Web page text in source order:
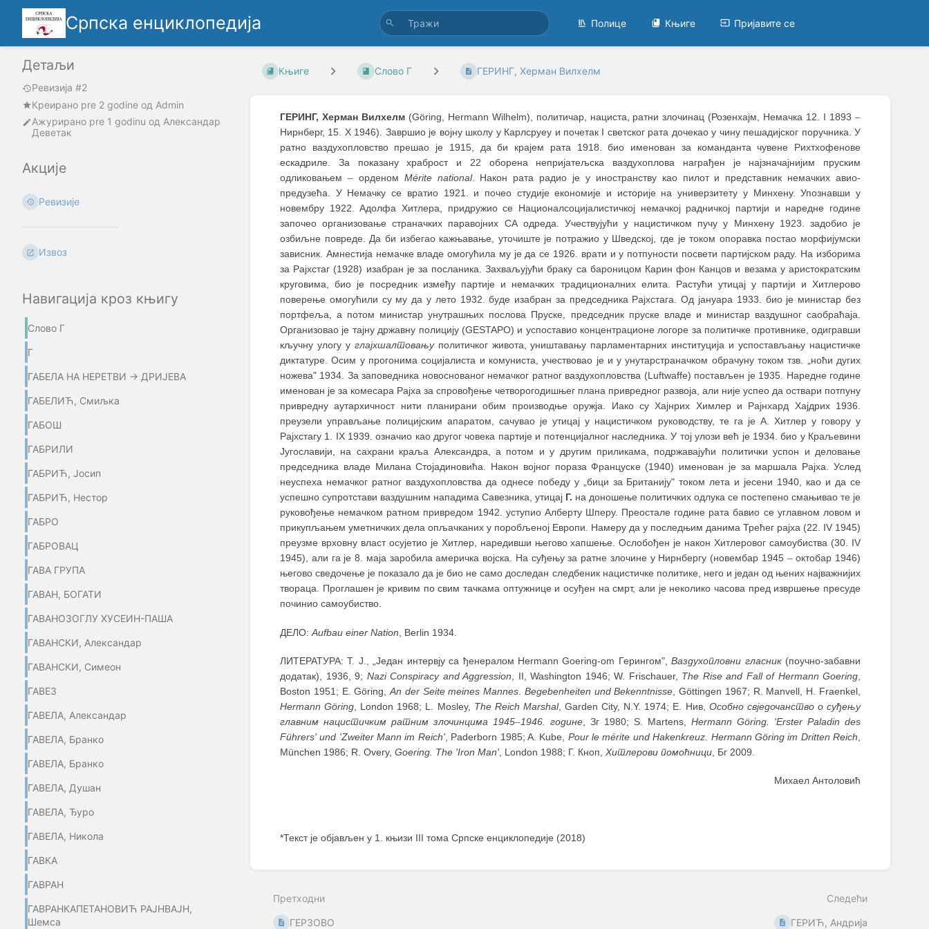
Српска енциклопедија Полице Књиге Пријавите се
Детаљи
Ревизија #2
Креирано pre 2 godine oд Admin
Ажурирано pre 1 godinu од Александар
Деветак
Акције
Ревизије
Извоз
Навигација кроз књигу
Слово Г
Г
ГАБЕЛА НА НЕРЕТВИ → ДРИЈЕВА
ГАБЕЛИЋ, Смиљка
ГАБОШ
ГАБРИЛИ
ГАБРИЋ, Јосип
ГАБРИЋ, Нестор
ГАБРО
ГАБРОВАЦ
ГАВА ГРУПА
ГАВАН, БОГАТИ
ГАВАНОЗОГЛУ ХУСЕИН-ПАША
ГАВАНСКИ, Александар
ГАВАНСКИ, Симеон
ГАВЕЗ
ГАВЕЛА, Александар
ГАВЕЛА, Бранко
ГАВЕЛА, Бранко
ГАВЕЛА, Душан
ГАВЕЛА, Ђуро
ГАВЕЛА, Никола
ГАВКА
ГАВРАН
ГАВРАНКАПЕТАНОВИЋ РАЈНВАЈН,
Шемса
Књиге Слово Г ГЕРИНГ, Херман Вилхелм
ГЕРИНГ, Херман Вилхелм(Göring, Hermann Wilhelm), политичар, нациста, ратни злочинац (Розенхајм, Немачка 12. I 1893–
Нирнберг, 15. X 1946). Завршио је војну школу у Карлсруеу и почетак I светског рата дочекао у чину пешадијског поручника. У
ратно ваздухопловство прешао је 1915, да би крајем рата 1918. био именован за команданта чувене Рихтхофенове
ескадриле. За показану храброст и 22 оборена непријатељска ваздухоплова награђен је најзначајнијим пруским
одликовањем –орденом Mérite national. Након рата радио је у иностранству као пилот и представник немачких авио-
предузећа. У Немачку се вратио 1921. и почео студије економије и историје на универзитету у Минхену. Упознавши у
новембру 1922. Адолфа Хитлера, придружио се Националсоцијалистичкој немачкој радничкој партији и наредне године
започео организовање страначких паравојних СА одреда. Учествујући у нацистичком пучу у Минхену 1923. задобио је
озбиљне повреде. Да би избегао кажњавање, уточиште је потражио у Шведској, где је током опоравка постао морфијумски
зависник. Амнестија немачке владе омогућила му је да се 1926. врати и у потпуности посвети партијском раду. На изборима
за Рајхстаг (1928) изабран је за посланика. Захваљујући браку са бароницом Карин фон Канцов и везама у аристократским
круговима, био је посредник између партије и немачких традиционалних елита. Растући утицај у партији и Хитлерово
поверење омогућили су му да у лето 1932. буде изабран за председника Рајхстага. Од јануара 1933. био је министар без
портфеља, а потом министар унутрашњих послова Пруске, председник пруске владе и министар ваздушног саобраћаја.
Организовао је тајну државну полицију (GESTAPO) и успоставио концентрационе логоре за политичке противнике, одигравши
кључну улогу у глајхшалтовањуполитичког живота, уништавању парламентарних институција и успостављању нацистичке
диктатуре. Осим у прогонима социјалиста и комуниста, учествовао је и у унутарстраначком обрачуну током тзв. „ноћи дугих
ножева" 1934. За заповедника новоснованог немачког ратног ваздухопловства (Luftwaffe) постављен је 1935. Наредне године
именован је за комесара Рајха за спровођење четворогодишњег плана привредног развоја, али није успео да оствари потпуну
привредну аутархичност нити планирани обим производње оружја. Иако су Хајнрих Химлер и Рајнхард Хајдрих 1936.
преузели управљање полицијским апаратом, сачувао је утицај у нацистичком руководству, те га је А. Хитлер у говору у
Рајхстагу 1. IX 1939. означио као другог човека партије и потенцијалног наследника. У тој улози већ је 1934. био у Краљевини
Југославији, на сахрани краља Александра, а потом и у другим приликама, подржавајући политички успон и деловање
председника владе Милана Стојадиновића. Након војног пораза Француске (1940) именован је за маршала Рајха. Услед
неуспеха немачког ратног ваздухопловства да однесе победу у „бици за Британију" током лета и јесени 1940, као и да се
успешно супротстави ваздушним нападима Савезника, утицај Г. на доношење политичких одлука се постепено смањивао те је
руковођење немачком ратном привредом 1942. уступио Алберту Шперу. Преостале године рата бавио се углавном ловом и
прикупљањем уметничких дела опљачканих у поробљеној Европи. Намеру да у последњим данима Трећег рајха (22. IV 1945)
преузме врховну власт осујетио је Хитлер, наредивши његово хапшење. Ослобођен је након Хитлеровог самоубиства (30. IV
1945), али га је 8. маја заробила америчка војска. На суђењу за ратне злочине у Нирнбергу (новембар 1945 –октобар 1946)
његово сведочење је показало да је био не само доследан следбеник нацистичке политике, него и један од њених најважнијих
твораца. Проглашен је кривим по свим тачкама оптужнице и осуђен на смрт, али је неколико часова пред извршење пресуде
починио самоубиство.
ДЕЛО: Aufbau einer Nation , Berlin 1934.
ЛИТЕРАТУРА: T. J., „Један интервју са ђенералом Hermann Goering-om Герингом",Ваздухопловни гласник(поучно-забавни
додатак), 1936, 9; Nazi Conspiracy and Aggression , II, Washington 1946; W. Frischauer, The Rise and Fall of Hermann Goering
Boston 1951; E. Göring,An der Seite meines Mannes Begebenheiten und Bekenntnisse , Göttingen 1967; R. Manvell, H. Fraenkel,
Hermann Göring , London 1968; L. Mosley, The Reich Marshal, Garden City, N.Y. 1974; Е. Нив, Особно свједочанство о суђењу
главним нацистичким ратним злочинцима 1945–1946. године , Зг 1980; S. Martens, Hermann Göring. 'Erster Paladin des
Führers' und 'Zweiter Mann im Reich', Paderborn 1985; A. Kube, Pour le mérite und Hakenkreuz. Hermann Göring im Dritten Reich
München 1986; R. Overy, Goering. The 'Iron Man' , London 1988; Г. Кноп, Хитлерови помоћници , Бг 2009.
Михаел Антоловић
*Текст је објављен у 1. књизи III тома Српске енциклопедије (2018)
mode
Претходни
ГЕРЗОВО
Следећи
ГЕРИЋ, Андрија